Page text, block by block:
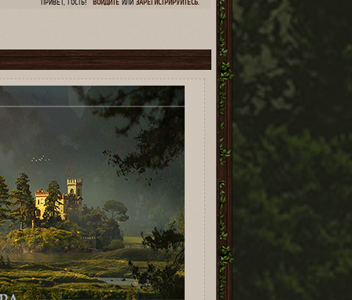
ПРИВЕТ, ГОСТЬ! ВОЙДИТЕ ИЛИ ЗАРЕГИСТРИРУЙТЕСЬ.